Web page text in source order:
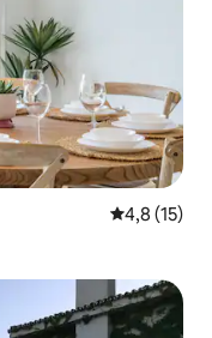
Priemerné
4,8 (15)